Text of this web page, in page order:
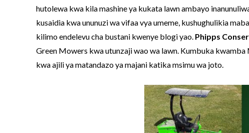
hutolewa kwa kila mashine ya kukata lawn ambayo
kusaidia kwa ununuzi wa vifaa vya umeme, kushughulikia
kilimo endelevu cha bustani kwenye blogi yao. Phipps
Green Mowers kwa utunzaji wao wa lawn. Kumbuka
kwa ajili ya matandazo ya majani katika msimu wa joto.